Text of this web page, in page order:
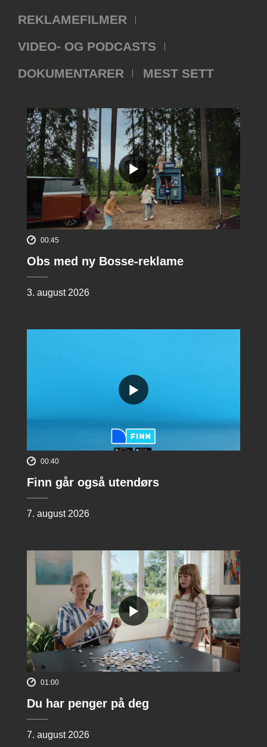
REKLAMEFILMER
VIDEO- OG PODCASTS
DOKUMENTARER
MEST SETT
00:45
Obs med ny Bosse-reklame
3. august 2026
00:40
Finn går også utendørs
7. august 2026
01:00
Du har penger på deg
7. august 2026